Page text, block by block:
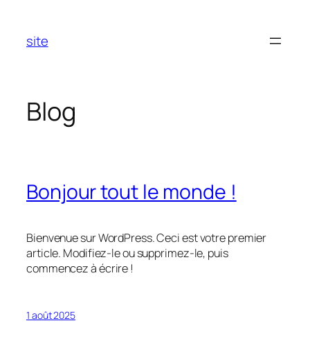
contenu
site
Blog
Bonjour tout le monde !
Bienvenue sur WordPress. Ceci est votre premier
article. Modifiez-le ou supprimez-le, puis
commencez à écrire !
1 août 2025